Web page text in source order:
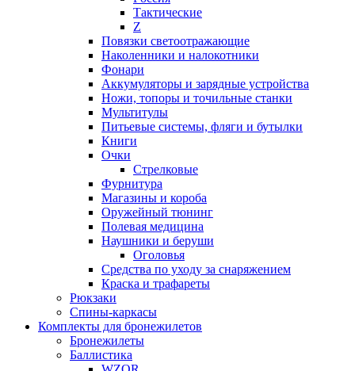
Тактические
Z
Повязки светоотражающие
Наколенники и налокотники
Фонари
Аккумуляторы и зарядные устройства
Ножи, топоры и точильные станки
Мультитулы
Питьевые системы, фляги и бутылки
Книги
Очки
Стрелковые
Фурнитура
Магазины и короба
Оружейный тюнинг
Полевая медицина
Наушники и беруши
Оголовья
Средства по уходу за снаряжением
Краска и трафареты
Рюкзаки
Спины-каркасы
Комплекты для бронежилетов
Бронежилеты
Баллистика